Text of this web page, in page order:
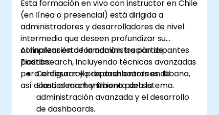
Esta formación en vivo con instructor en Chile
(en línea o presencial) está dirigida a
administradores y desarrolladores de nivel
intermedio que deseen profundizar su
comprensión de la administración de
Elasticsearch, incluyendo técnicas avanzadas
para el desarrollo de dashboards en Kibana,
así como el mantenimiento del sistema.
Al finalizar esta formación, los participantes
podrán:
Configurar y preparar entornos de
Elasticsearch y Kibana para la
administración avanzada y el desarrollo
de dashboards.